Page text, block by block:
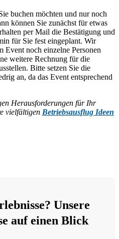
buchen möchten und nur noch
können Sie zunächst für etwas
per Mail die Bestätigung und
für Sie fest eingeplant. Wir
Event noch einzelne Personen
weitere Rechnung für die
Bitte setzen Sie die
an, da das Event entsprechend
Herausforderungen für Ihr
vielfältigen Betriebsausflug Ideen
Unsere
auf einen Blick